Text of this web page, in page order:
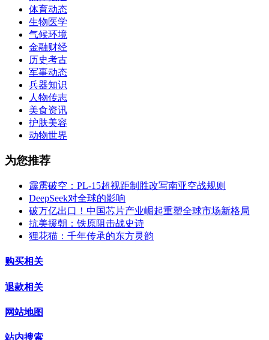
体育动态
生物医学
气候环境
金融财经
历史考古
军事动态
兵器知识
人物传志
美食资讯
护肤美容
动物世界
为您推荐
霹雳破空：PL-15超视距制胜改写南亚空战规则
DeepSeek对全球的影响
破万亿出口！中国芯片产业崛起重塑全球市场新格局
抗美援朝：铁原阻击战史诗
狸花猫：千年传承的东方灵韵
购买相关
退款相关
网站地图
站内搜索